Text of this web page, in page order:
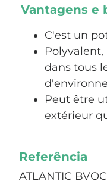
Vantagens e
C'est un
dans tous
Peut être
extérieur
Referência
ATLANTIC